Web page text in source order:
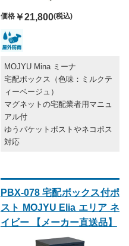
価格￥21,800(税込)
MOJYU Mina ミーナ
宅配ボックス（色味：ミルクテ
ィーベージュ）
マグネットの宅配業者用マニュ
アル付
ゆうパケットポストやネコポス
対応
PBX-078 宅配ボックス付ポ
スト MOJYU Elia エリア ネ
イビー 【メーカー直送品】